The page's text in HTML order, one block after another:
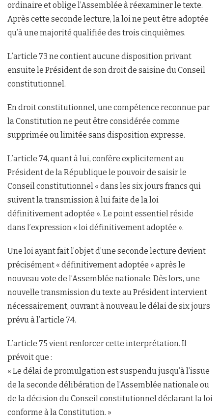
ordinaire et oblige l’Assemblée à réexaminer le texte.
Après cette seconde lecture, la loi ne peut être adoptée
qu’à une majorité qualifiée des trois cinquièmes.
L’article 73 ne contient aucune disposition privant
ensuite le Président de son droit de saisine du Conseil
constitutionnel.
En droit constitutionnel, une compétence reconnue par
la Constitution ne peut être considérée comme
supprimée ou limitée sans disposition expresse.
L’article 74, quant à lui, confère explicitement au
Président de la République le pouvoir de saisir le
Conseil constitutionnel « dans les six jours francs qui
suivent la transmission à lui faite de la loi
définitivement adoptée ». Le point essentiel réside
dans l’expression « loi définitivement adoptée ».
Une loi ayant fait l’objet d’une seconde lecture devient
précisément « définitivement adoptée » après le
nouveau vote de l’Assemblée nationale. Dès lors, une
nouvelle transmission du texte au Président intervient
nécessairement, ouvrant à nouveau le délai de six jours
prévu à l’article 74.
L’article 75 vient renforcer cette interprétation. Il
prévoit que :
« Le délai de promulgation est suspendu jusqu’à l’issue
de la seconde délibération de l’Assemblée nationale ou
de la décision du Conseil constitutionnel déclarant la loi
conforme à la Constitution. »